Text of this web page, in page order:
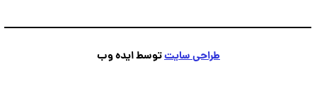
طراحی سایتتوسط ایده وب
●آنلاین — پاسخ فوری